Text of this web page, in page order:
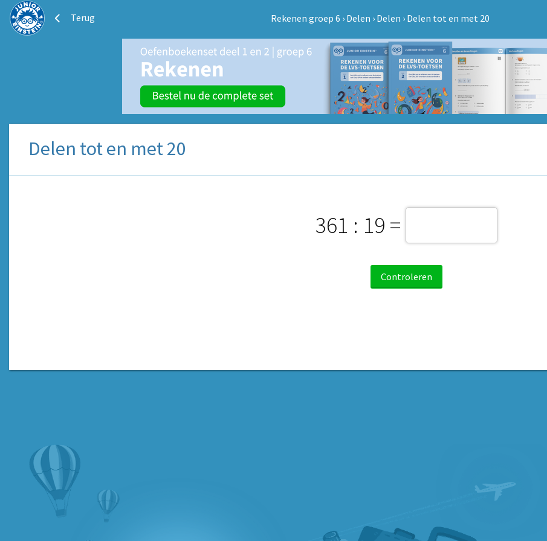
Terug Rekenen groep 6 › Delen › Delen › Delen tot en met 20
Delen tot en met 20
361 : 19 =